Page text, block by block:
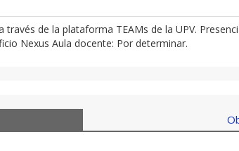
de la plataforma TEAMs de la UPV.
Nexus Aula docente: Por determinar.